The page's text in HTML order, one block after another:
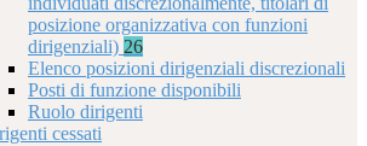
posizione organizzativa con funzioni
dirigenziali) 26
Elenco posizioni dirigenziali discrezionali
Posti di funzione disponibili
Ruolo dirigenti
cessati